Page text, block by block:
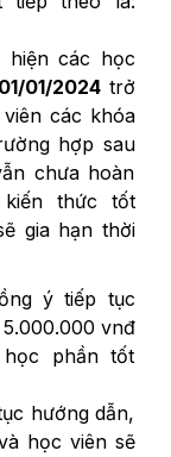
hiện các học
01/2024 trở
các khóa
hợp sau
chưa hoàn
thức tốt
gia hạn thời
ý tiếp tục
vnđ
phần tốt
hướng dẫn,
học viên sẽ